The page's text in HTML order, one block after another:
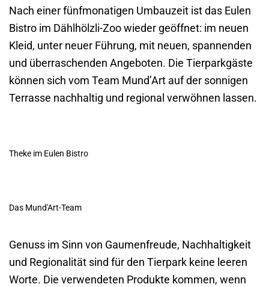
Nach einer fünfmonatigen Umbauzeit ist das Eulen
Bistro im Dählhölzli-Zoo wieder geöffnet: im neuen
Kleid, unter neuer Führung, mit neuen, spannenden
und überraschenden Angeboten. Die Tierparkgäste
können sich vom Team Mund’Art auf der sonnigen
Terrasse nachhaltig und regional verwöhnen lassen.
Theke im Eulen Bistro
Das Mund'Art-Team
Genuss im Sinn von Gaumenfreude, Nachhaltigkeit
und Regionalität sind für den Tierpark keine leeren
Worte. Die verwendeten Produkte kommen, wenn